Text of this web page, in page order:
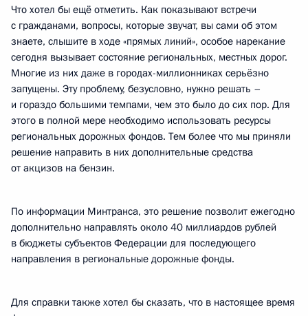
Что хотел бы ещё отметить. Как показывают встречи
с гражданами, вопросы, которые звучат, вы сами об этом
знаете, слышите в ходе «прямых линий», особое нарекание
сегодня вызывает состояние региональных, местных дорог.
Многие из них даже в городах-миллионниках серьёзно
запущены. Эту проблему, безусловно, нужно решать –
и гораздо большими темпами, чем это было до сих пор. Для
этого в полной мере необходимо использовать ресурсы
региональных дорожных фондов. Тем более что мы приняли
решение направить в них дополнительные средства
от акцизов на бензин.
По информации Минтранса, это решение позволит ежегодно
дополнительно направлять около 40 миллиардов рублей
в бюджеты субъектов Федерации для последующего
направления в региональные дорожные фонды.
Для справки также хотел бы сказать, что в настоящее время